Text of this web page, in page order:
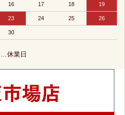
16 17 18 19
23 24 25 26
30
…休業日